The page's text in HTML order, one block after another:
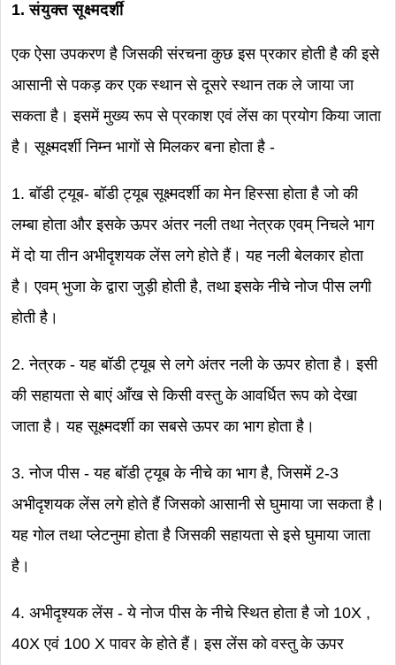
1. संयुक्त सूक्ष्मदर्शी
एक ऐसा उपकरण है जिसकी संरचना कुछ इस प्रकार होती है की इसे
आसानी से पकड़ कर एक स्थान से दूसरे स्थान तक ले जाया जा
सकता है। इसमें मुख्य रूप से प्रकाश एवं लेंस का प्रयोग किया जाता
है। सूक्ष्मदर्शी निम्न भागों से मिलकर बना होता है -
1. बॉडी ट्यूब- बॉडी ट्यूब सूक्ष्मदर्शी का मेन हिस्सा होता है जो की
लम्बा होता और इसके ऊपर अंतर नली तथा नेत्रक एवम् निचले भाग
में दो या तीन अभीदृशयक लेंस लगे होते हैं। यह नली बेलकार होता
है। एवम् भुजा के द्वारा जुड़ी होती है, तथा इसके नीचे नोज पीस लगी
होती है।
2. नेत्रक - यह बॉडी ट्यूब से लगे अंतर नली के ऊपर होता है। इसी
की सहायता से बाएं आँख से किसी वस्तु के आवर्धित रूप को देखा
जाता है। यह सूक्ष्मदर्शी का सबसे ऊपर का भाग होता है।
3. नोज पीस - यह बॉडी ट्यूब के नीचे का भाग है, जिसमें 2-3
अभीदृशयक लेंस लगे होते हैं जिसको आसानी से घुमाया जा सकता है।
यह गोल तथा प्लेटनुमा होता है जिसकी सहायता से इसे घुमाया जाता
है।
4. अभीदृश्यक लेंस - ये नोज पीस के नीचे स्थित होता है जो 10X ,
40X एवं 100 X पावर के होते हैं। इस लेंस को वस्तु के ऊपर